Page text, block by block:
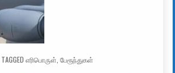
TAGGED எரிபொருள் பேரூந்துகள்